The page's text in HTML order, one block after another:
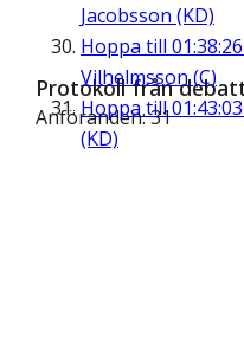
Jacobsson (KD)
Hoppa till 01:38:26
Vilhelmsson (C)
Hoppa till01:43:03
(KD)
Protokoll från
Anföranden: 31